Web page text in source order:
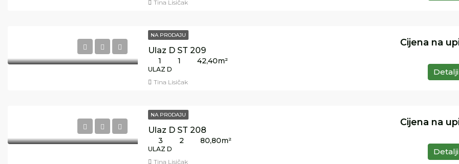
Tina Lisičak
NA PRODAJU
Ulaz D ST 209
Cijena na
1 1 42,40m²
ULAZ D Detalji
Tina Lisičak
NA PRODAJU
Ulaz D ST 208
Cijena na
3 2 80,80m²
ULAZ D Detalji
Tina Lisičak